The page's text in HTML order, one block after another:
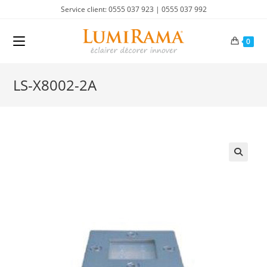
content
Service client: 0555 037 923 | 0555 037 992
0
LS-X8002-2A